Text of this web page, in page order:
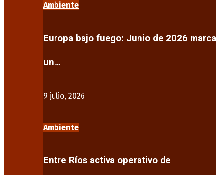
Ambiente
Europa bajo fuego: Junio de 2026 marca
un…
9 julio, 2026
Ambiente
Entre Ríos activa operativo de